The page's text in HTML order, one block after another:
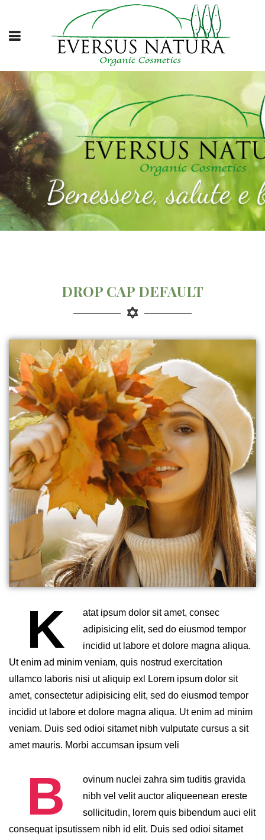
DROP CAP DEFAULT
K
atat ipsum dolor sit amet, consec
adipisicing elit, sed do eiusmod tempor
incidid ut labore et dolore magna aliqua.
Ut enim ad minim veniam, quis nostrud exercitation
ullamco laboris nisi ut aliquip exl Lorem ipsum dolor sit
amet, consectetur adipisicing elit, sed do eiusmod tempor
incidid ut labore et dolore magna aliqua. Ut enim ad minim
veniam. Duis sed odioi sitamet nibh vulputate cursus a sit
amet mauris. Morbi accumsan ipsum veli
B
ovinum nuclei zahra sim tuditis gravida
nibh vel velit auctor aliqueenean ereste
sollicitudin, lorem quis bibendum auci elit
consequat ipsutissem nibh id elit. Duis sed odioi sitamet